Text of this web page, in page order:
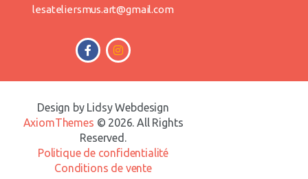
lesateliersmus.art@gmail.com
Design by Lidsy Webdesign
AxiomThemes © 2026. All Rights
Reserved.
Politique de confidentialité
Conditions de vente